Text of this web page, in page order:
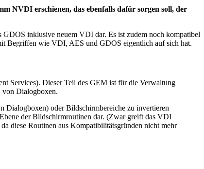
NVDI erschienen, das ebenfalls dafür sorgen soll, der
inklusive neuem VDI dar. Es ist zudem noch kompatibel
Begriffen wie VDI, AES und GDOS eigentlich auf sich hat.
Services). Dieser Teil des GEM ist für die Verwaltung
von Dialogboxen.
Dialogboxen) oder Bildschirmbereiche zu invertieren
der Bildschirmroutinen dar. (Zwar greift das VDI
diese Routinen aus Kompatibilitätsgründen nicht mehr